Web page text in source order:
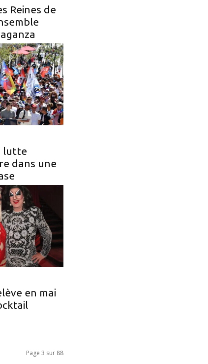
Reines de
lutte
dans une
en mai
Page 3 sur 88